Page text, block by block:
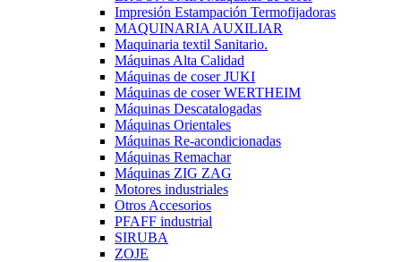
Impresión Estampación Termofijadoras
MAQUINARIA AUXILIAR
Maquinaria textil Sanitario.
Máquinas Alta Calidad
Máquinas de coser JUKI
Máquinas de coser WERTHEIM
Máquinas Descatalogadas
Máquinas Orientales
Máquinas Re-acondicionadas
Máquinas Remachar
Máquinas ZIG ZAG
Motores industriales
Otros Accesorios
PFAFF industrial
SIRUBA
ZOJE